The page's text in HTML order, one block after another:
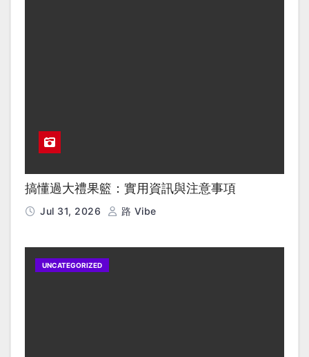
搞懂過大禮果籃：實用資訊與注意事項
Jul 31, 2026 路 Vibe
UNCATEGORIZED